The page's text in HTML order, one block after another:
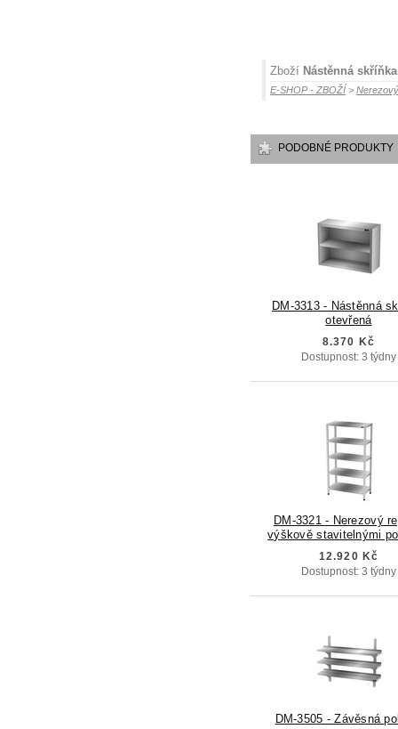
Zboží Nástěnná
E-SHOP - ZBOŽÍ >
PODOBNÉ PRODUKTY
DM-3313 - Nástěnná
otevřená
8.370 Kč
Dostupnost: 3 týdny
DM-3321 - Nerezový
výškově stavitelnými
12.920 Kč
Dostupnost: 3 týdny
DM-3505 - Závěsná